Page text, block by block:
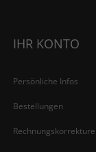
IHR KONTO
Persönliche Infos
Bestellungen